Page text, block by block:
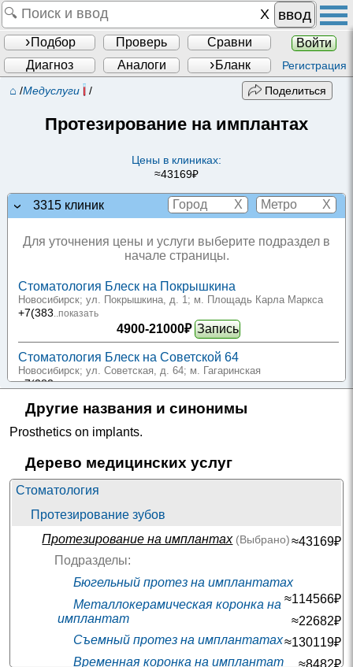
ввод
Подбор Проверь Сравни
Войти
Диагноз
Аналоги Бланк Регистрация
⌂ /Медуслуги / Поделиться
Протезирование на имплантах
Цены в клиниках:
≈43169₽
3315 клиник X X
Для уточнения цены и услуги выберите подраздел в
начале страницы.
Стоматология Блеск на Покрышкина
Новосибирск; ул. Покрышкина, д. 1; м. Площадь Карла Маркса
+7(383 ..показать
4900-21000₽ Запись
Стоматология Блеск на Советской 64
Новосибирск; ул. Советская, д. 64; м. Гагаринская
+7(383..показать
Стоматология Жемчужина на проспекте Металлургов
Волгоград; пр-т Металлургов, д. 30А
9000-43000₽ Запись
Радент на Новгородцевой
Екатеринбург; ул. Новгородцевой, д. 23
15000₽ Запись
ЦКБ Гражданской авиации на Иваньковском шоссе
Москва; Иваньковское шоссе, д. 7; м. Сокол
18500-56000₽ Запись
Центр лазерной стоматологии на Белинского
Другие названия и синонимы
Prosthetics on implants.
Дерево медицинских услуг
Стоматология
Протезирование зубов
Протезирование на имплантах (Выбрано) ≈43169₽
Подразделы:
Бюгельный протез на имплантатах
≈114566₽
Металлокерамическая коронка на
имплантат
≈22682₽
Съемный протез на имплантатах≈130119₽
Временная коронка на имплантат
≈8482₽